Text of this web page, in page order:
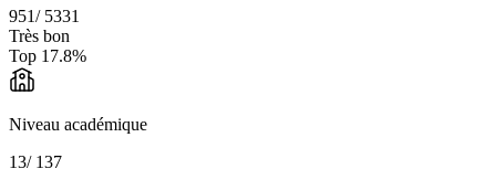
951/ 5331
Très bon
Top 17.8%
Niveau académique
13/ 137